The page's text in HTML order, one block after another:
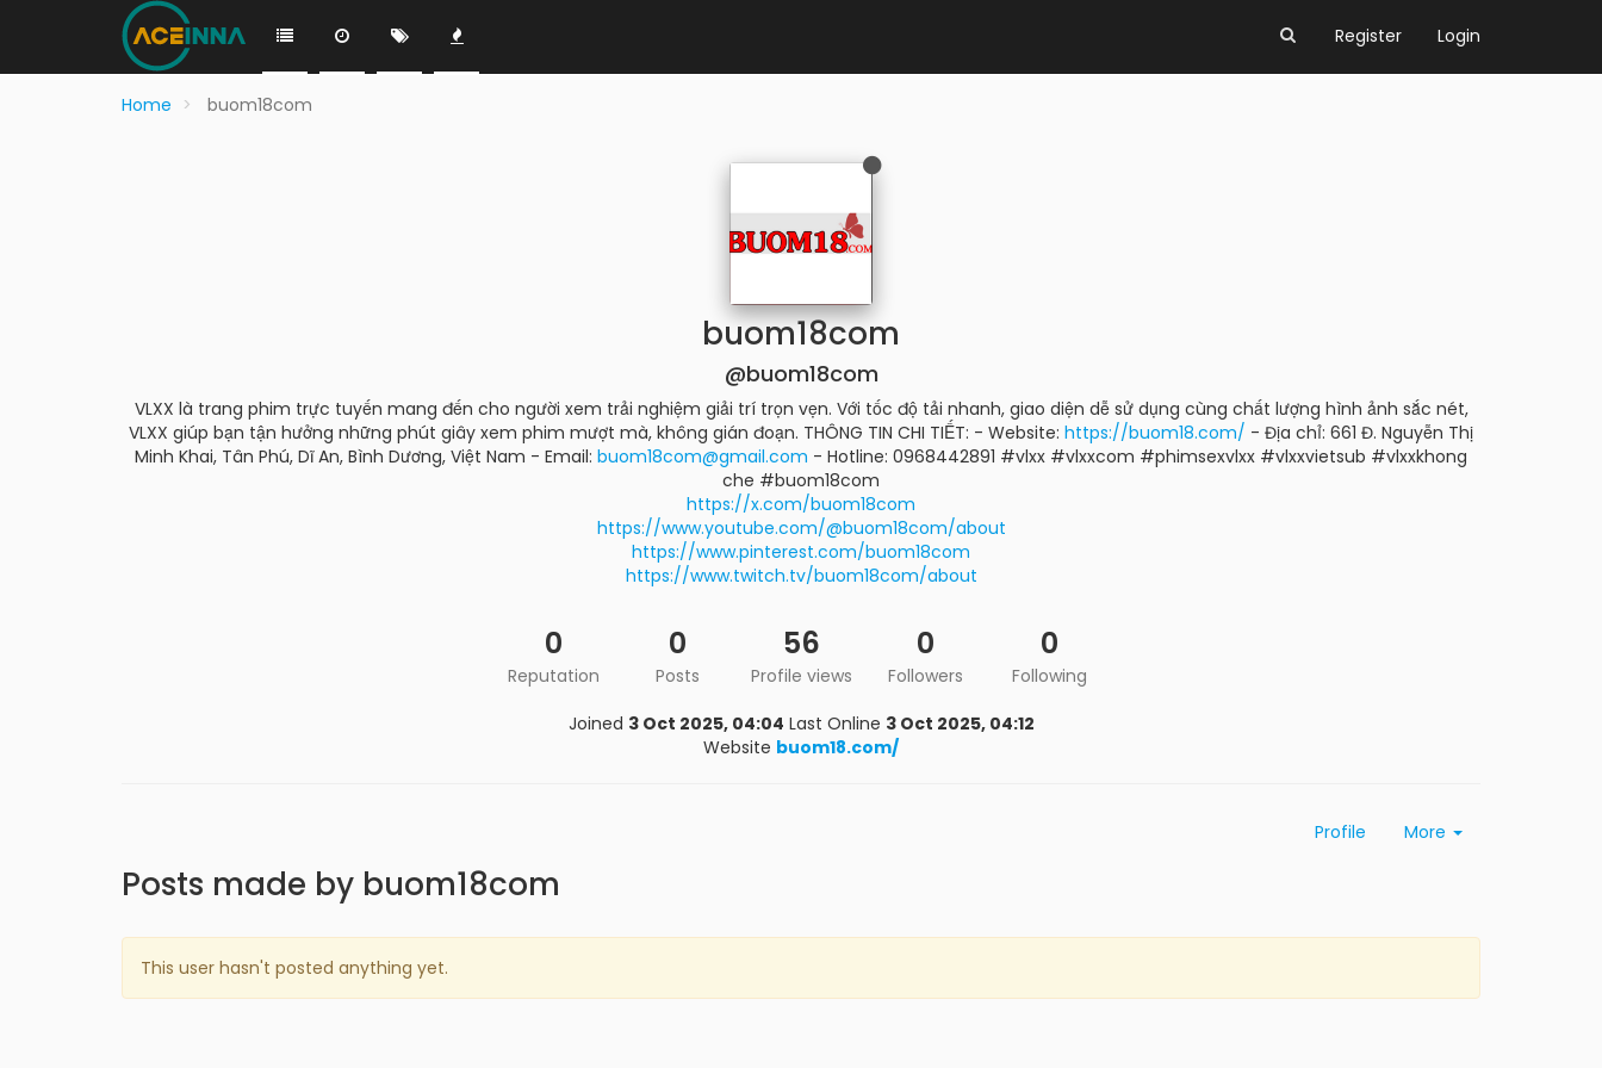
Register Login
Home buom18com
buom18com
@buom18com
VLXX là trang phim trực tuyến mang đến cho người xem trải nghiệm giải trí trọn vẹn. Với tốc độ tải nhanh, giao diện dễ sử dụng cùng chất lượng hình ảnh sắc nét,
VLXX giúp bạn tận hưởng những phút giây xem phim mượt mà, không gián đoạn. THÔNG TIN CHI TIẾT: - Website: https://buom18.com/ - Địa chỉ: 661 Đ. Nguyễn Thị
Minh Khai, Tân Phú, Dĩ An, Bình Dương, Việt Nam - Email: buom18com@gmail.com - Hotline: 0968442891 #vlxx #vlxxcom #phimsexvlxx #vlxxvietsub #vlxxkhong
che #buom18com
https://x.com/buom18com
https://www.youtube.com/@buom18com/about
https://www.pinterest.com/buom18com
https://www.twitch.tv/buom18com/about
0
Reputation
0
Posts
56
Profile views
0
Followers
0
Following
Joined 3 Oct 2025, 04:04 Last Online 3 Oct 2025, 04:12
Website buom18.com/
Profile More
Posts made by buom18com
This user hasn't posted anything yet.